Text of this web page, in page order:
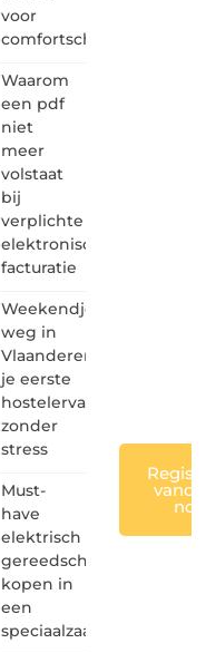
voor
comfortschoenen
Waarom
een pdf
niet
meer
volstaat
bij
verplichte
elektronische
facturatie
Weekendje
weg in
Vlaanderen:
je eerste
hostelervaring
zonder
stress
Must-
have
elektrisch
gereedschap
kopen in
een
speciaalzaak
nog